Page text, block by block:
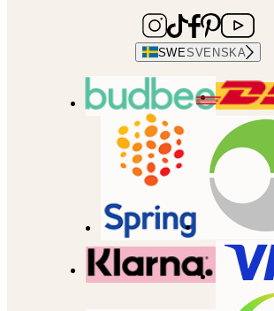
SWESVENSKA